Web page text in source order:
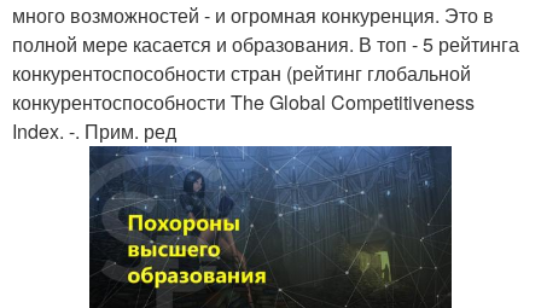
много возможностей - и огромная конкуренция. Это в
полной мере касается и образования. В топ - 5 рейтинга
конкурентоспособности стран (рейтинг глобальной
конкурентоспособности The Global Competitiveness
Index. -. Прим. ред